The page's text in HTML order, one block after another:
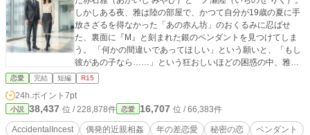
しかしある夜、雅は陸の部屋で、かつて自分が19歳の夏に手
放さざるを得なかった「あの赤ん坊」のおくるみに忍ばせ
た、裏面に『M』と刻まれた銀のペンダントを見つけてしま
う。 「何かの間違いであってほしい」という願いと、「もし
彼があの子なら……」という狂おしいほどの困惑の中、雅は
陸に内緒で、彼の育ての親である福島の両親のもとへと向か
う。ついに開かれる、23年前の運命の扉。あまりにも残酷
で、あまりにも愛おしい、禁断のラブ・サスペンス。
恋愛 完結 短編 R15
24h.ポイント 7pt
小説 38,437 位 / 228,878件 恋愛 16,707 位 / 66,383件
AccidentalIncest 偶発的近親相姦 年の差恋愛 秘密の恋
ペンダント